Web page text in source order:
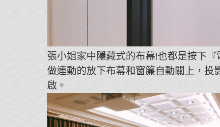
張小姐家中隱藏式的布幕!也都是按下『
做連動的放下布幕和窗簾自動關上，投
啟。